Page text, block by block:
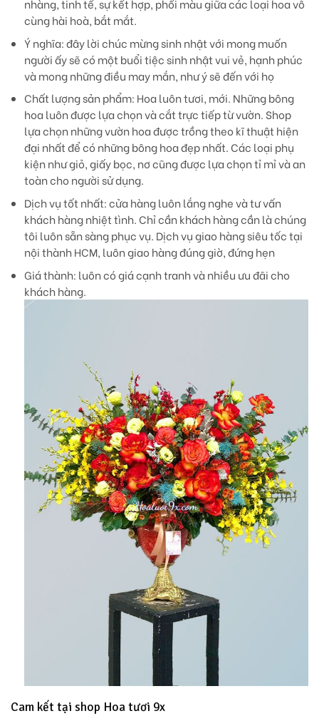
nhàng, tinh tế, sự kết hợp, phối màu giữa các loại hoa vô
cùng hài hoà, bắt mắt.
Ý nghĩa:đây lời chúc mừng sinh nhật với mong muốn
người ấy sẽ có một buổi tiệc sinh nhật vui vẻ, hạnh phúc
và mong những điều may mắn, như ý sẽ đến với họ
Chất lượng sản phẩm: Hoa luôn tươi, mới. Những bông
hoa luôn được lựa chọn và cắt trực tiếp từ vườn. Shop
lựa chọn những vườn hoa được trồng theo kĩ thuật hiện
đại nhất để có những bông hoa đẹp nhất. Các loại phụ
kiện như giỏ, giấy bọc, nơ cũng được lựa chọn tỉ mỉ và an
toàn cho người sử dụng.
Dịch vụ tốt nhất:cửa hàng luôn lắng nghe và tư vấn
khách hàng nhiệt tình. Chỉ cần khách hàng cần là chúng
tôi luôn sẵn sàng phục vụ. Dịch vụ giao hàng siêu tốc tại
nội thành HCM, luôn giao hàng đúng giờ, đứng hẹn
Giá thành: luôn có giá cạnh tranh và nhiều ưu đãi cho
khách hàng.
Cam kết tại shop Hoa tươi 9x